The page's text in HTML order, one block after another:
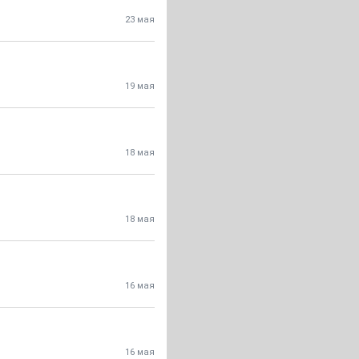
23 мая
19 мая
18 мая
18 мая
16 мая
16 мая